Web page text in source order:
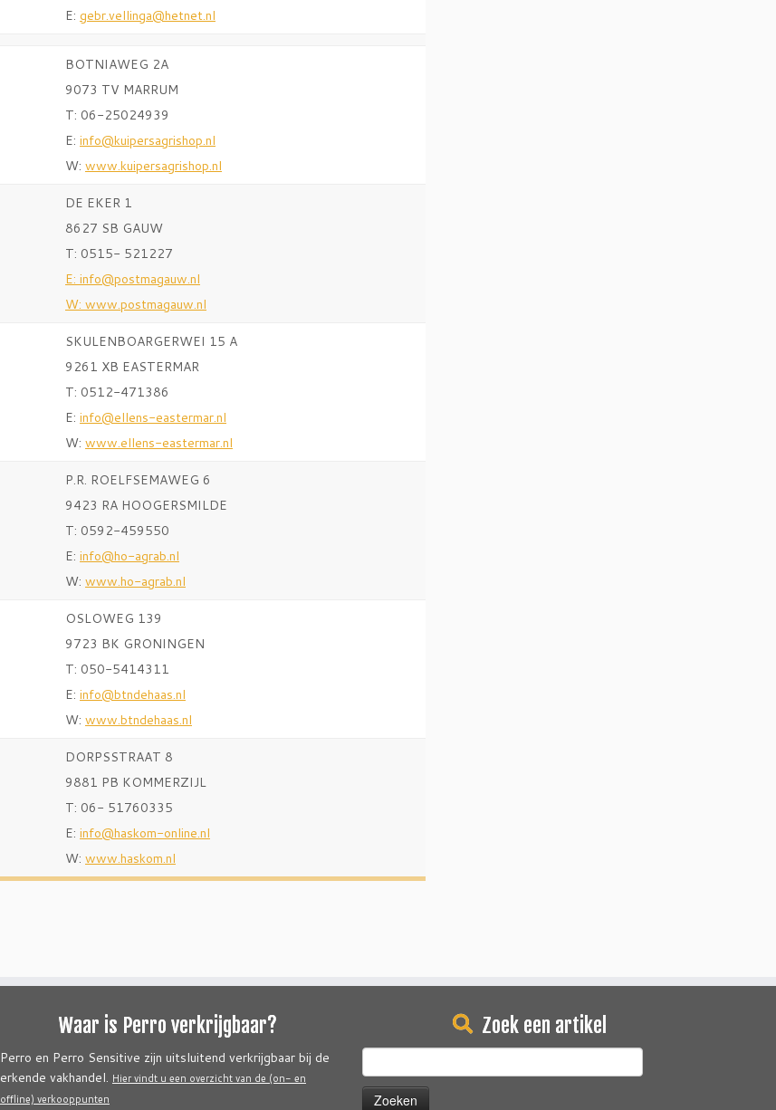
E: gebr.vellinga@hetnet.nl
BOTNIAWEG 2A
9073 TV MARRUM
T: 06-25024939
E: info@kuipersagrishop.nl
W: www.kuipersagrishop.nl
DE EKER 1
8627 SB GAUW
T: 0515- 521227
E: info@postmagauw.nl
W: www.postmagauw.nl
SKULENBOARGERWEI 15 A
9261 XB EASTERMAR
T: 0512-471386
E: info@ellens-eastermar.nl
W: www.ellens-eastermar.nl
P.R. ROELFSEMAWEG 6
9423 RA HOOGERSMILDE
T: 0592-459550
E: info@ho-agrab.nl
W: www.ho-agrab.nl
OSLOWEG 139
9723 BK GRONINGEN
T: 050-5414311
E: info@btndehaas.nl
W: www.btndehaas.nl
DORPSSTRAAT 8
9881 PB KOMMERZIJL
T: 06- 51760335
E: info@haskom-online.nl
W: www.haskom.nl
Waar is Perro verkrijgbaar?
Perro en Perro Sensitive zijn uitsluitend verkrijgbaar bij de
erkende vakhandel. Hier vindt u een overzicht van de (on- en
offline) verkooppunten
Zoek een artikel
naar: